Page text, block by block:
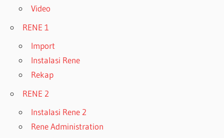
Video
RENE 1
Import
Instalasi Rene
Rekap
RENE 2
Instalasi Rene 2
Rene Administration